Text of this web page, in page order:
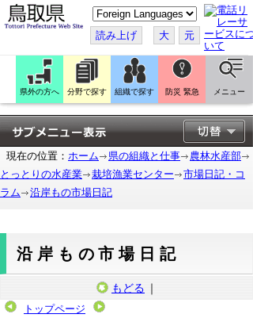
こ
の
ペ
ー
ジ
翻
訳
す
る
読み上げ 大 元
県外の方へ 分野で探す 組織で探す 防災 緊急 メニュー
現在の位置： ホーム 県の組織と仕事
農林水産部
とっとりの水産業
栽培漁業センター
市場日記・コ
ラム
沿岸もの市場日記
沿岸もの市場日記
もどる ｜
トップページ